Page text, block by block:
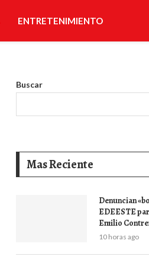
ENTRETENIMIENTO
Buscar
Mas Reciente
Denuncian
EDEESTE
Emilio
10 horas ago